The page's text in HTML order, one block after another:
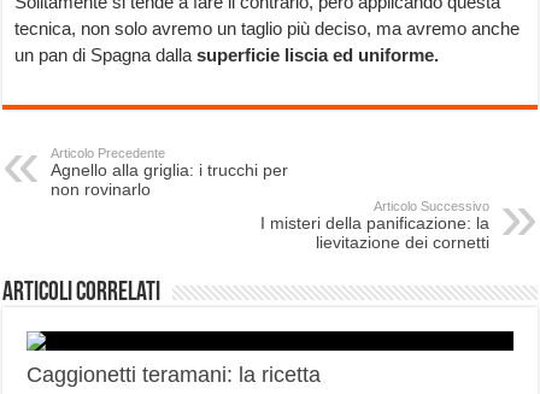
tecnica, non solo avremo un taglio più deciso, ma avremo anche
un pan di Spagna dallasuperficie liscia ed uniforme.
Articolo Precedente
Agnello alla griglia: i trucchi per
non rovinarlo
Articolo Successivo
I misteri della panificazione: la
lievitazione dei cornetti
Articoli correlati
Caggionetti teramani: la ricetta